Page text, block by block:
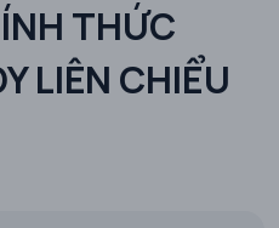
THỨC
LIÊN CHIỂU